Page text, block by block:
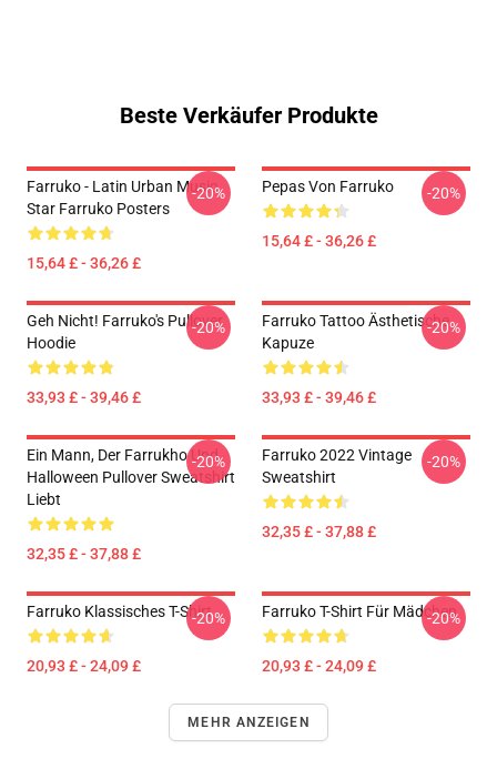
Beste Verkäufer Produkte
Farruko - Latin Urban Music
Star Farruko Posters
15,64 £ - 36,26 £
-20% Pepas Von Farruko
15,64 £ - 36,26 £
-20%
Geh Nicht! Farruko's Pullover
Hoodie
33,93 £ - 39,46 £
-20%
Farruko Tattoo Ästhetische
Kapuze
33,93 £ - 39,46 £
-20%
Ein Mann, Der Farrukho Und
Halloween Pullover Sweatshirt
Liebt
32,35 £ - 37,88 £
-20%
Farruko 2022 Vintage
Sweatshirt
32,35 £ - 37,88 £
-20%
Farruko Klassisches T-Shirt
20,93 £ - 24,09 £
-20% Farruko T-Shirt Für Mädchen
20,93 £ - 24,09 £
-20%
MEHR ANZEIGEN